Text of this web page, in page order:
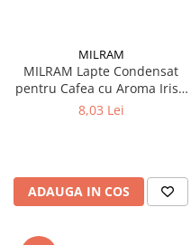
MILRAM
MILRAM Lapte Condensat
pentru Cafea cu Aroma Irish
Cream 10x14g
8,03 Lei
ADAUGA IN COS